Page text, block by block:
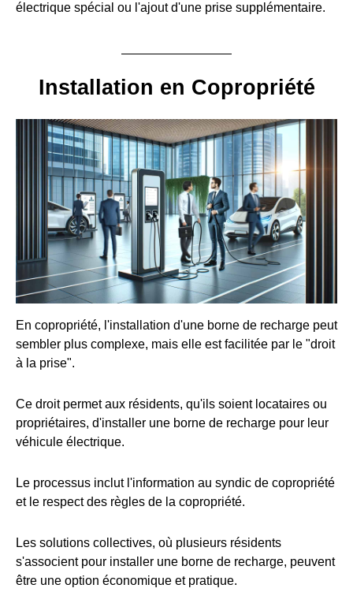
électrique spécial ou l'ajout d'une prise supplémentaire.
Installation en Copropriété
En copropriété, l'installation d'une borne de recharge peut
sembler plus complexe, mais elle est facilitée par le "droit
à la prise".
Ce droit permet aux résidents, qu'ils soient locataires ou
propriétaires, d'installer une borne de recharge pour leur
véhicule électrique.
Le processus inclut l'information au syndic de copropriété
et le respect des règles de la copropriété.
Les solutions collectives, où plusieurs résidents
s'associent pour installer une borne de recharge, peuvent
être une option économique et pratique.